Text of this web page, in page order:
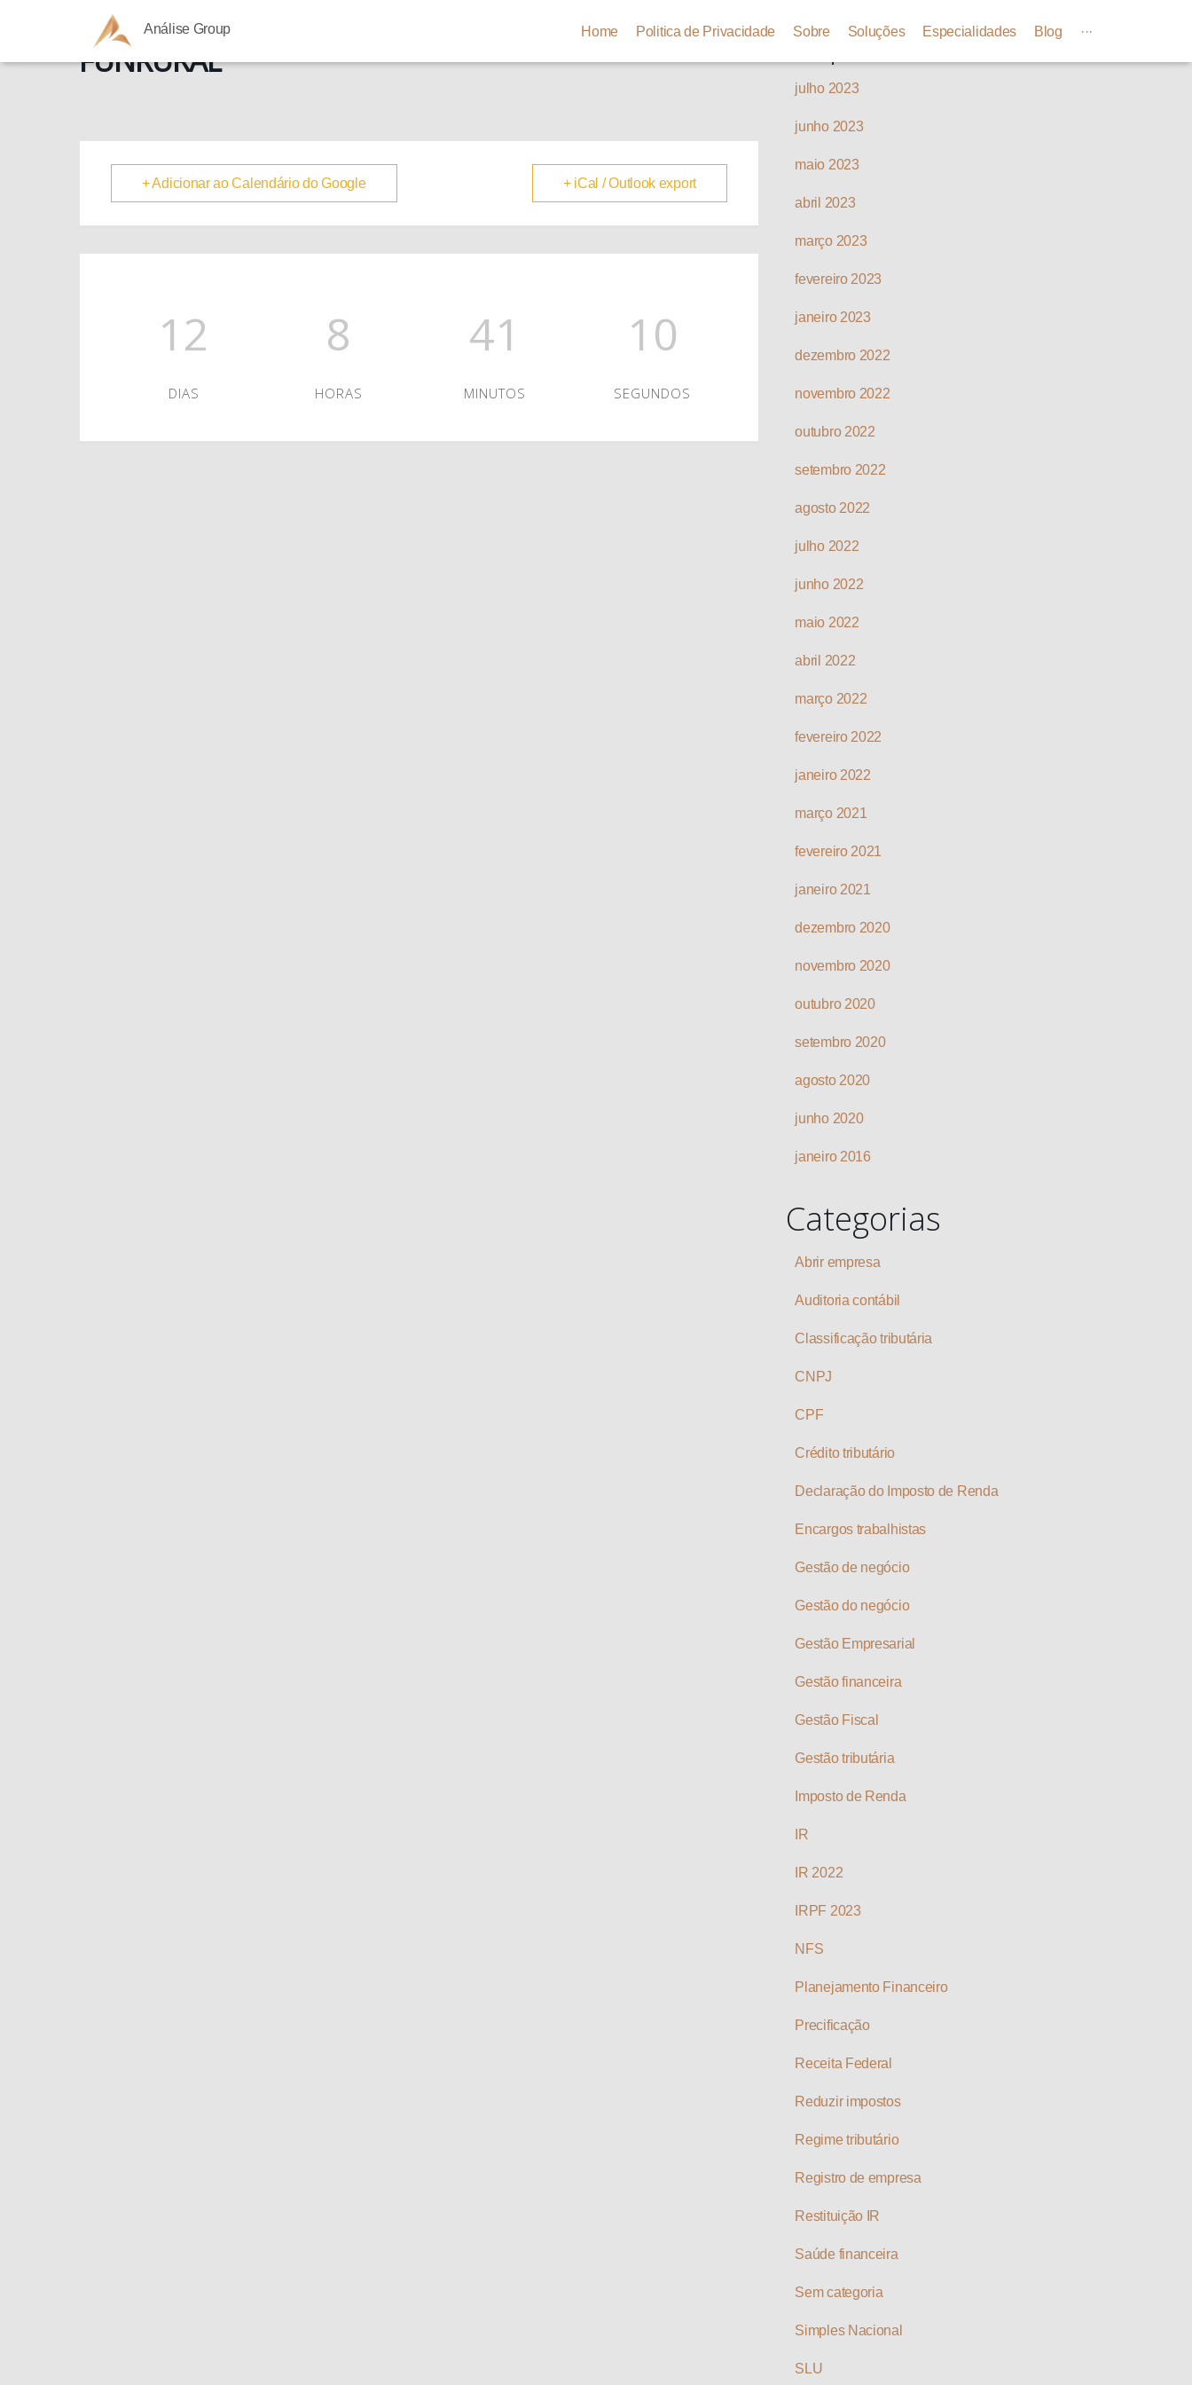
Análise Group Home Politica de Privacidade Sobre Soluções Especialidades Blog ···
FUNRURAL
+ Adicionar ao Calendário do Google + iCal / Outlook export
12
DIAS
8
HORAS
41
MINUTOS
10
SEGUNDOS
Arquivos
julho 2023
junho 2023
maio 2023
abril 2023
março 2023
fevereiro 2023
janeiro 2023
dezembro 2022
novembro 2022
outubro 2022
setembro 2022
agosto 2022
julho 2022
junho 2022
maio 2022
abril 2022
março 2022
fevereiro 2022
janeiro 2022
março 2021
fevereiro 2021
janeiro 2021
dezembro 2020
novembro 2020
outubro 2020
setembro 2020
agosto 2020
junho 2020
janeiro 2016
Categorias
Abrir empresa
Auditoria contábil
Classificação tributária
CNPJ
CPF
Crédito tributário
Declaração do Imposto de Renda
Encargos trabalhistas
Gestão de negócio
Gestão do negócio
Gestão Empresarial
Gestão financeira
Gestão Fiscal
Gestão tributária
Imposto de Renda
IR
IR 2022
IRPF 2023
NFS
Planejamento Financeiro
Precificação
Receita Federal
Reduzir impostos
Regime tributário
Registro de empresa
Restituição IR
Saúde financeira
Sem categoria
Simples Nacional
SLU